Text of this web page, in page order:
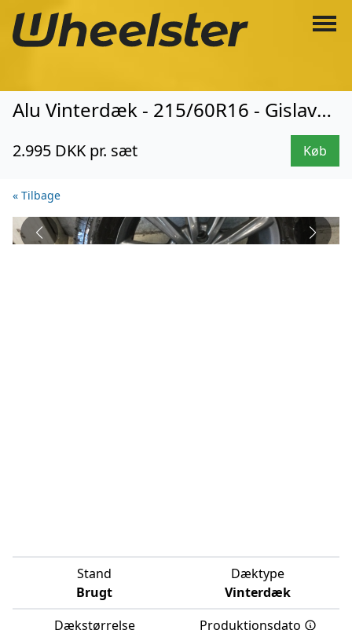
Alu Vinterdæk - 215/60R16 - Gislaved (1045)
2.995 DKK pr. sæt Køb
« Tilbage
Stand
Brugt
Dæktype
Vinterdæk
Dækstørrelse
Produktionsdato